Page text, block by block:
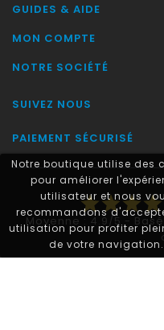
Notre boutique utilise des
pour améliorer
utilisateur et nous
recommandons
utilisation pour profiter
de votre navigation.
GUIDES & AIDE
MON COMPTE
NOTRE SOCIÉTÉ
SUIVEZ NOUS
PAIEMENT SÉCURISÉ
starstarstarstar
Moyenne :4.9/5-